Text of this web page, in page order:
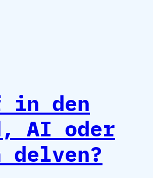
in den
AI oder
delven?